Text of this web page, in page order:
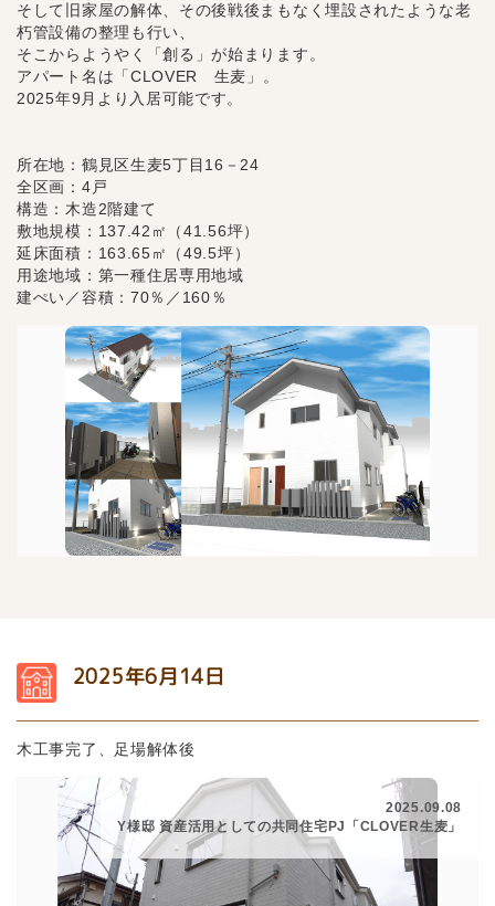
そして旧家屋の解体、その後戦後まもなく埋設されたような老
朽管設備の整理も行い、
そこからようやく「創る」が始まります。
アパート名は「CLOVER 生麦」。
2025年9月より入居可能です。
所在地：鶴見区生麦5丁目16－24
全区画：4戸
構造：木造2階建て
敷地規模：137.42㎡（41.56坪）
延床面積：163.65㎡（49.5坪）
用途地域：第一種住居専用地域
建ぺい／容積：70％／160％
2025年6月14日
木工事完了、足場解体後
2025.09.08
Y様邸 資産活用としての共同住宅PJ「CLOVER生麦」